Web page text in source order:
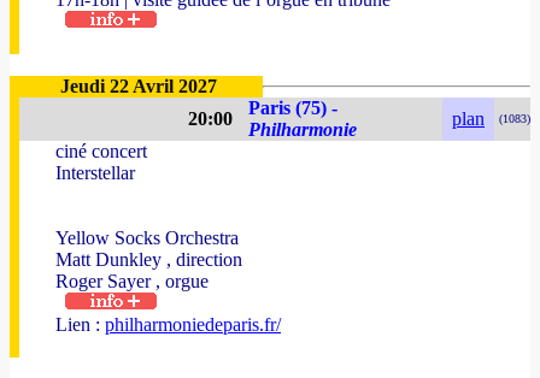
Jeudi 22 Avril 2027
20:00
Paris (75) -
Philharmonie
plan (1083)
ciné concert
Interstellar
Yellow Socks Orchestra
Matt Dunkley , direction
Roger Sayer , orgue
Lien : philharmoniedeparis.fr/